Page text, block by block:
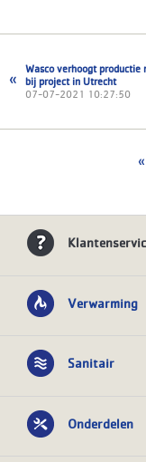
Wasco verhoogt productie
bij project in Utrecht
07-07-2021 10:27:50
Verwarming
Sanitair
Onderdelen